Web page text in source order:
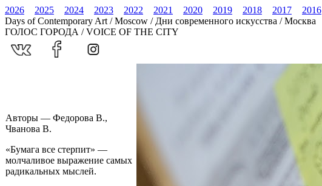
2026 2025 2024 2023 2022 2021 2020 2019 2018 2017 2016
Days of Contemporary Art / Moscow / Дни современного искусства / Москва
ГОЛОС ГОРОДА / VOICE OF THE CITY
Авторы — Федорова В.,
Чванова В.
«Бумага все стерпит» —
молчаливое выражение самых
радикальных мыслей.